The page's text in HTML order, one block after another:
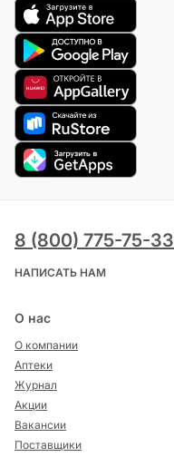
8 (800) 775-75-33
НАПИСАТЬ НАМ
О нас
О компании
Аптеки
Журнал
Акции
Вакансии
Поставщики